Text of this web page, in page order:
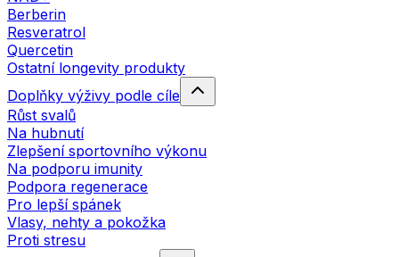
Berberin
Resveratrol
Quercetin
Ostatní longevity produkty
Doplňky výživy podle cíle
Růst svalů
Na hubnutí
Zlepšení sportovního výkonu
Na podporu imunity
Podpora regenerace
Pro lepší spánek
Vlasy, nehty a pokožka
Proti stresu